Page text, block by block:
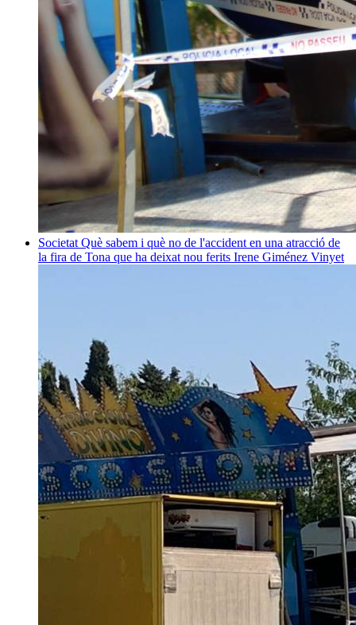
Societat Què sabem i què no de l'accident en una atracció de
la fira de Tona que ha deixat nou ferits Irene Giménez Vinyet